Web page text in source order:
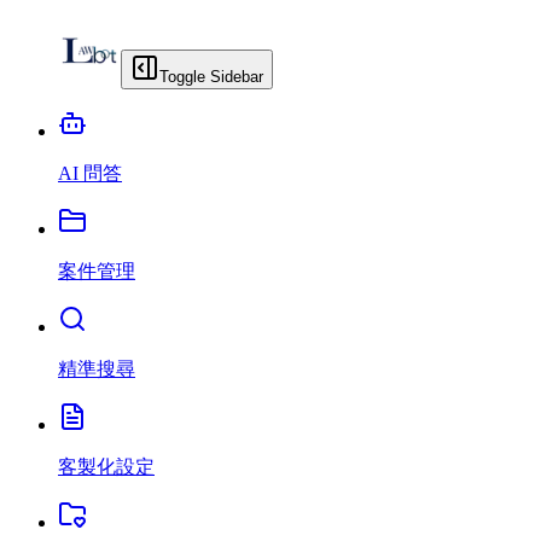
Toggle Sidebar
AI 問答
案件管理
精準搜尋
客製化設定